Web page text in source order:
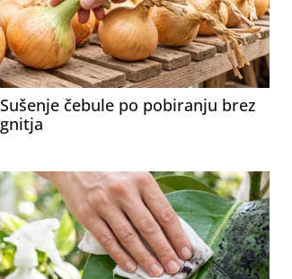
Sušenje čebule po pobiranju brez
gnitja